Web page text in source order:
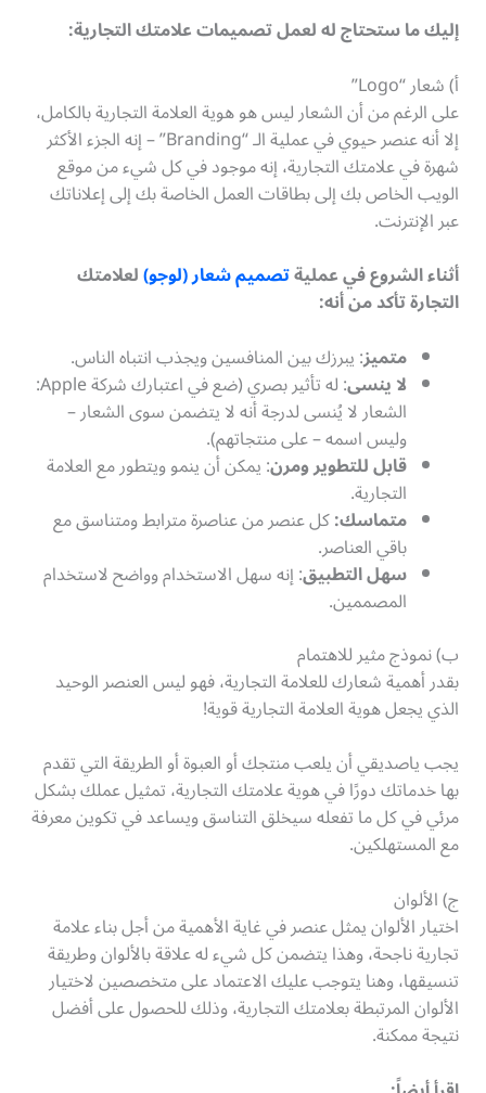
إليك ما ستحتاج له لعمل تصميمات علامتك التجارية:
أ) شعار “Logo”
على الرغم من أن الشعار ليس هو هوية العلامة التجارية بالكامل،
إلا أنه عنصر حيوي في عملية الـ “Branding” – إنه الجزء الأكثر
شهرة في علامتك التجارية، إنه موجود في كل شيء من موقع
الويب الخاص بك إلى بطاقات العمل الخاصة بك إلى إعلاناتك
عبر الإنترنت.
أثناء الشروع في عمليةتصميم شعار (لوجو)لعلامتك
التجارة تأكد من أنه:
متميز: يبرزك بين المنافسين ويجذب انتباه الناس.
لا ينسى : له تأثير بصري (ضع في اعتبارك شركة Apple:
الشعار لا يُنسى لدرجة أنه لا يتضمن سوى الشعار –
وليس اسمه – على منتجاتهم).
قابل للتطوير ومرن: يمكن أن ينمو ويتطور مع العلامة
التجارية.
متماسك:كل عنصر من عناصرة مترابط ومتناسق مع
باقي العناصر.
سهل التطبيق: إنه سهل الاستخدام وواضح لاستخدام
المصممين.
ب) نموذج مثير للاهتمام
بقدر أهمية شعارك للعلامة التجارية، فهو ليس العنصر الوحيد
الذي يجعل هوية العلامة التجارية قوية!
يجب ياصديقي أن يلعب منتجك أو العبوة أو الطريقة التي تقدم
بها خدماتك دورًا في هوية علامتك التجارية، تمثيل عملك بشكل
مرئي في كل ما تفعله سيخلق التناسق ويساعد في تكوين معرفة
مع المستهلكين.
ج) الألوان
اختيار الألوان يمثل عنصر في غاية الأهمية من أجل بناء علامة
تجارية ناجحة، وهذا يتضمن كل شيء له علاقة بالألوان وطريقة
تنسيقها، وهنا يتوجب عليك الاعتماد على متخصصين لاختيار
الألوان المرتبطة بعلامتك التجارية، وذلك للحصول على أفضل
نتيجة ممكنة.